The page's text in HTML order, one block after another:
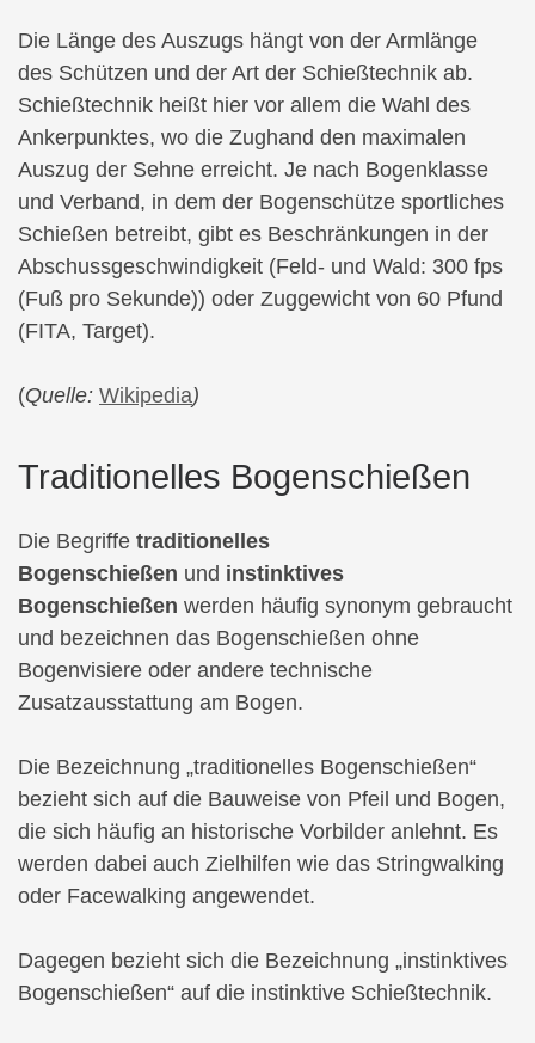
Die Länge des Auszugs hängt von der Armlänge
des Schützen und der Art der Schießtechnik ab.
Schießtechnik heißt hier vor allem die Wahl des
Ankerpunktes, wo die Zughand den maximalen
Auszug der Sehne erreicht. Je nach Bogenklasse
und Verband, in dem der Bogenschütze sportliches
Schießen betreibt, gibt es Beschränkungen in der
Abschussgeschwindigkeit (Feld- und Wald: 300 fps
(Fuß pro Sekunde)) oder Zuggewicht von 60 Pfund
(FITA, Target).
(Quelle: Wikipedia)
Traditionelles Bogenschießen
Die Begriffe traditionelles
Bogenschießen und instinktives
Bogenschießen werden häufig synonym gebraucht
und bezeichnen das Bogenschießen ohne
Bogenvisiere oder andere technische
Zusatzausstattung am Bogen.
Die Bezeichnung „traditionelles Bogenschießen“
bezieht sich auf die Bauweise von Pfeil und Bogen,
die sich häufig an historische Vorbilder anlehnt. Es
werden dabei auch Zielhilfen wie das Stringwalking
oder Facewalking angewendet.
Dagegen bezieht sich die Bezeichnung „instinktives
Bogenschießen“ auf die instinktive Schießtechnik.